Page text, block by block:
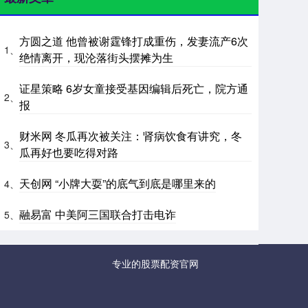
1、
方圆之道 他曾被谢霆锋打成重伤，发妻流产6次
绝情离开，现沦落街头摆摊为生
2、
证星策略 6岁女童接受基因编辑后死亡，院方通
报
3、
财米网 冬瓜再次被关注：肾病饮食有讲究，冬
瓜再好也要吃得对路
4、 天创网 “小牌大耍”的底气到底是哪里来的
5、 融易富 中美阿三国联合打击电诈
专业的股票配资官网